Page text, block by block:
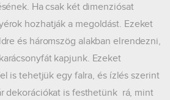
Ha csak két dimenziósat
hozhatják a megoldást. Ezeket
és háromszög alakban elrendezni,
kapjunk. Ezeket
is tehetjük egy falra, és ízlés szerint
dekorációkat is festhetünk rá, mint